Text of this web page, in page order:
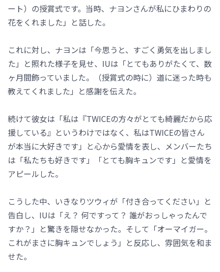
ート）の授賞式です。当時、ナヨンさんが私にひまわりの
花をくれました」と話した。
これに対し、ナヨンは「今思うと、すごく勇気を出しまし
た」と照れた様子を見せ、IUは「とてもありがたくて、数
ヶ月間飾っていました。（授賞式の時に）道に迷った時も
教えてくれました」と感謝を伝えた。
続けて彼女は「私は『TWICEの方々がとても綺麗だから応
援している』というわけではなく、私はTWICEの皆さん
が本当に大好きです」と心から愛情を表し、メンバーたち
は「私たちも好きです」「とても胸キュンです」と愛情を
アピールした。
こうした中、いきなりツウィが「付き合ってください」と
告白し、IUは「え？ 何ですって？ 誰がおっしゃったんで
すか？」と驚きを隠せなかった。そして「オーマイガー。
これがまさに胸キュンでしょう」と反応し、雰囲気を和ま
せた。